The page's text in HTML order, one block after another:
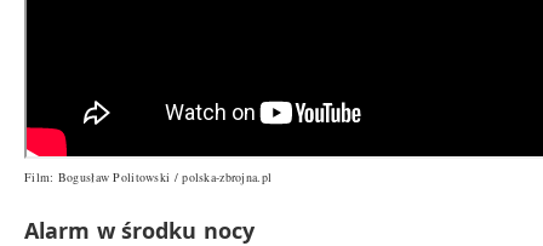
Film: Bogusław Politowski / polska-zbrojna.pl
Alarm w środku nocy